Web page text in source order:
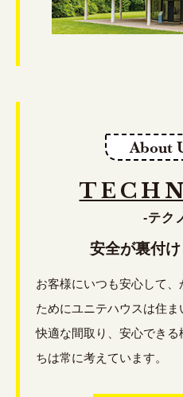
About
-テク
安全が裏付
お客様にいつも安心して、
ためにユニテハウスは住ま
快適な間取り、安心でき
ちは常に考えています。